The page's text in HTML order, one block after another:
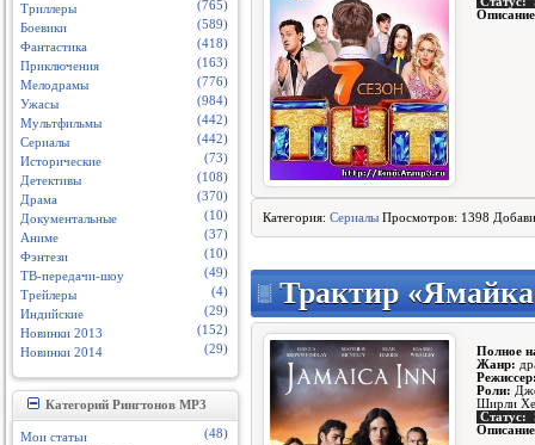
Триллеры
(765)
Боевики
(589)
Фантастика
(418)
Приключения
(163)
Мелодрамы
(776)
Ужасы
(984)
Мультфильмы
(442)
Сериалы
(442)
Исторические
(73)
Детективы
(108)
Драма
(370)
Документальные
(10)
Аниме
(37)
Фэнтези
(10)
ТВ-передачи-шоу
(49)
Трейлеры
(4)
Индийские
(29)
Новинки 2013
(152)
Новинки 2014
(29)
Категорий Рингтонов MP3
Мои статьи
(48)
Категория: Сериалы Просмотров: 1398
Трактир
Полное
Жанр:
Роли:
Ширли
Статус: